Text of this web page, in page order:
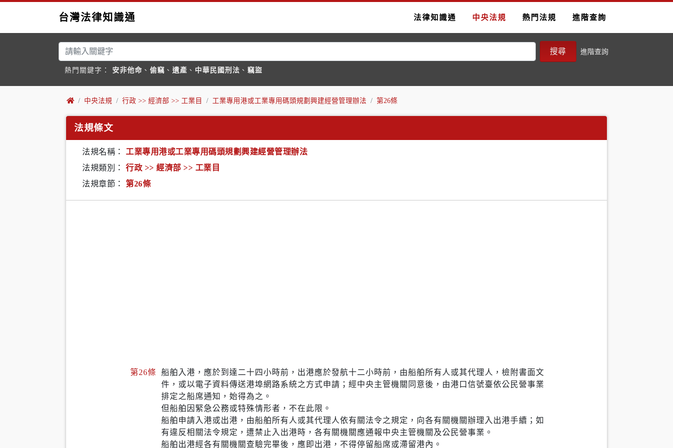
台灣法律知識通 法律知識通 中央法規 熱門法規 進階查詢
搜尋 進階查詢
熱門關鍵字： 安非他命 、 偷竊 、 遺產 、 中華民國刑法 、 竊盜
中央法規 行政 >> 經濟部 >> 工業目 工業專用港或工業專用碼頭規劃興建經營管理辦法 第26條
法規條文
法規名稱：
工業專用港或工業專用碼頭規劃興建經營管理辦法
法規類別：
行政 >> 經濟部 >> 工業目
法規章節：
第26條
第26條
船舶入港，應於到達二十四小時前，出港應於發航十二小時前，由船舶所有人或其代理人，檢附書面文
件，或以電子資料傳送港埠網路系統之方式申請；經中央主管機關同意後，由港口信號臺依公民營事業
排定之船席通知，始得為之。
但船舶因緊急公務或特殊情形者，不在此限。
船舶申請入港或出港，由船舶所有人或其代理人依有關法令之規定，向各有關機關辦理入出港手續；如
有違反相關法令規定，遭禁止入出港時，各有關機關應通報中央主管機關及公民營事業。
船舶出港經各有關機關查驗完畢後，應即出港，不得停留船席或滯留港內。